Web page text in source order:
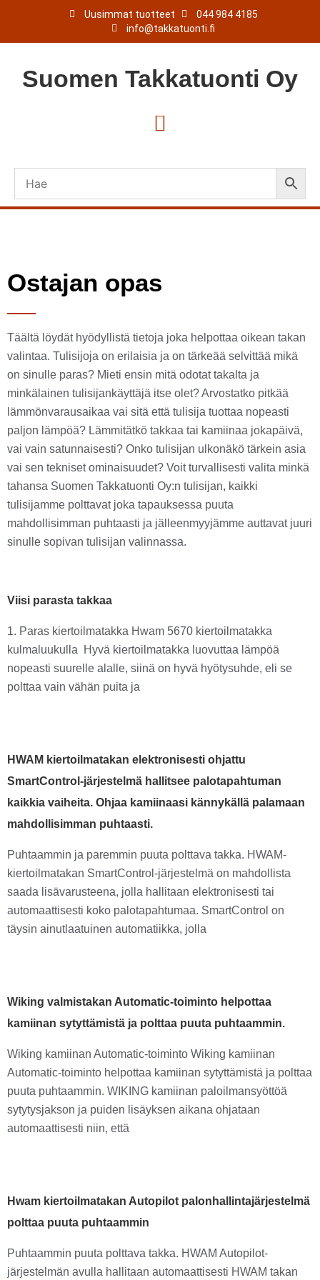
Uusimmat tuotteet
044 984 4185
info@takkatuonti.fi
Suomen Takkatuonti Oy
Ostajan opas
Täältä löydät hyödyllistä tietoja joka helpottaa oikean takan
valintaa. Tulisijoja on erilaisia ja on tärkeää selvittää mikä
on sinulle paras? Mieti ensin mitä odotat takalta ja
minkälainen tulisijankäyttäjä itse olet? Arvostatko pitkää
lämmönvarausaikaa vai sitä että tulisija tuottaa nopeasti
paljon lämpöä? Lämmitätkö takkaa tai kamiinaa jokapäivä,
vai vain satunnaisesti? Onko tulisijan ulkonäkö tärkein asia
vai sen tekniset ominaisuudet? Voit turvallisesti valita minkä
tahansa Suomen Takkatuonti Oy:n tulisijan, kaikki
tulisijamme polttavat joka tapauksessa puuta
mahdollisimman puhtaasti ja jälleenmyyjämme auttavat juuri
sinulle sopivan tulisijan valinnassa.
Viisi parasta takkaa
1. Paras kiertoilmatakka Hwam 5670 kiertoilmatakka
kulmaluukulla Hyvä kiertoilmatakka luovuttaa lämpöä
nopeasti suurelle alalle, siinä on hyvä hyötysuhde, eli se
polttaa vain vähän puita ja
HWAM kiertoilmatakan elektronisesti ohjattu
SmartControl-järjestelmä hallitsee palotapahtuman
kaikkia vaiheita. Ohjaa kamiinaasi kännykällä palamaan
mahdollisimman puhtaasti.
Puhtaammin ja paremmin puuta polttava takka. HWAM-
kiertoilmatakan SmartControl-järjestelmä on mahdollista
saada lisävarusteena, jolla hallitaan elektronisesti tai
automaattisesti koko palotapahtumaa. SmartControl on
täysin ainutlaatuinen automatiikka, jolla
Wiking valmistakan Automatic-toiminto helpottaa
kamiinan sytyttämistä ja polttaa puuta puhtaammin.
Wiking kamiinan Automatic-toiminto Wiking kamiinan
Automatic-toiminto helpottaa kamiinan sytyttämistä ja polttaa
puuta puhtaammin. WIKING kamiinan paloilmansyöttöä
sytytysjakson ja puiden lisäyksen aikana ohjataan
automaattisesti niin, että
Hwam kiertoilmatakan Autopilot palonhallintajärjestelmä
polttaa puuta puhtaammin
Puhtaammin puuta polttava takka. HWAM Autopilot-
järjestelmän avulla hallitaan automaattisesti HWAM takan